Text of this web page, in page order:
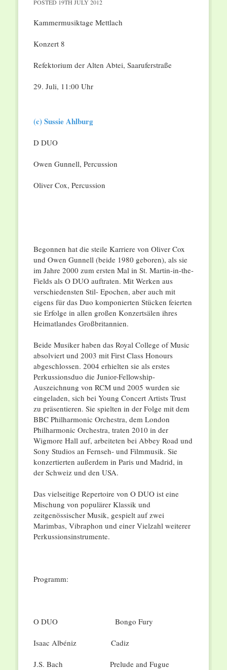
POSTED 19TH JULY 2012
Kammermusiktage Mettlach
Konzert 8
Refektorium der Alten Abtei, Saaruferstraße
29. Juli, 11:00 Uhr
(c) Sussie Ahlburg
D DUO
Owen Gunnell, Percussion
Oliver Cox, Percussion
Begonnen hat die steile Karriere von Oliver Cox
und Owen Gunnell (beide 1980 geboren), als sie
im Jahre 2000 zum ersten Mal in St. Martin-in-the-
Fields als O DUO auftraten. Mit Werken aus
verschiedensten Stil- Epochen, aber auch mit
eigens für das Duo komponierten Stücken feierten
sie Erfolge in allen großen Konzertsälen ihres
Heimatlandes Großbritannien.
Beide Musiker haben das Royal College of Music
absolviert und 2003 mit First Class Honours
abgeschlossen. 2004 erhielten sie als erstes
Perkussionsduo die Junior-Fellowship-
Auszeichnung von RCM und 2005 wurden sie
eingeladen, sich bei Young Concert Artists Trust
zu präsentieren. Sie spielten in der Folge mit dem
BBC Philharmonic Orchestra, dem London
Philharmonic Orchestra, traten 2010 in der
Wigmore Hall auf, arbeiteten bei Abbey Road und
Sony Studios an Fernseh- und Filmmusik. Sie
konzertierten außerdem in Paris und Madrid, in
der Schweiz und den USA.
Das vielseitige Repertoire von O DUO ist eine
Mischung von populärer Klassik und
zeitgenössischer Musik, gespielt auf zwei
Marimbas, Vibraphon und einer Vielzahl weiterer
Perkussionsinstrumente.
Programm:
O DUO Bongo Fury
Isaac Albéniz Cadiz
J.S. Bach Prelude and Fugue